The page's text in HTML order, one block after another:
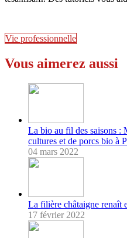
Vie professionnelle
Vous aimerez aussi
La bio au fil des saisons :
cultures et de porcs bio à
04 mars 2022
La filière châtaigne renaît
17 février 2022